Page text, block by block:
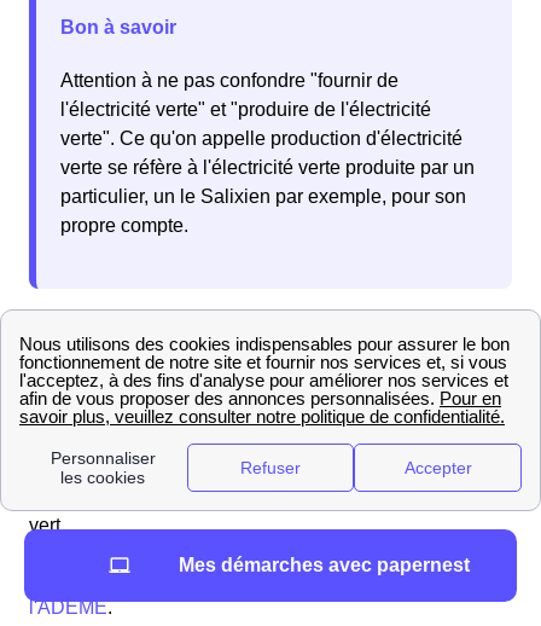
Bon à savoir
Attention à ne pas confondre "fournir de
l'électricité verte" et "produire de l'électricité
verte". Ce qu'on appelle production d'électricité
verte se réfère à l'électricité verte produite par un
particulier, un le Salixien par exemple, pour son
propre compte.
par le fait qu'elle ait été produite via dessources
d'énergie renouvelable.
Saulcy-Sur-Meurthe ?
Elle est issue principalement de
l'énergie solaire : pour 98.0 % du potentiel énergétique
vert.
Pour plus d'informations, rendez-vous surle site de
l'ADEME.
Mes démarches avec papernest